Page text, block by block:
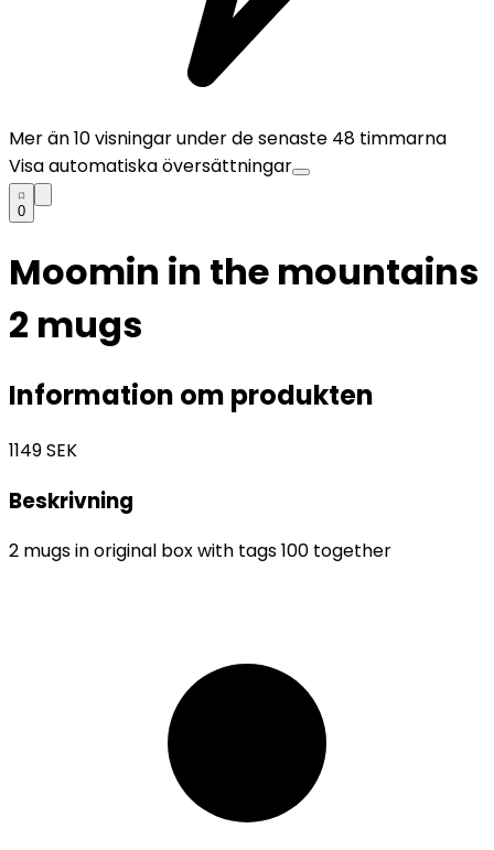
Mer än10visningar under de senaste 48 timmarna
Visa automatiska översättningar
0
Moomin in the mountains
2 mugs
Information om produkten
1149SEK
Beskrivning
2 mugs in original box with tags 100 together